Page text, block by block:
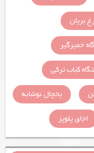
بریان
خمیرگیر
کباب ترکی
یخچال نوشابه
اجاق پلوپز